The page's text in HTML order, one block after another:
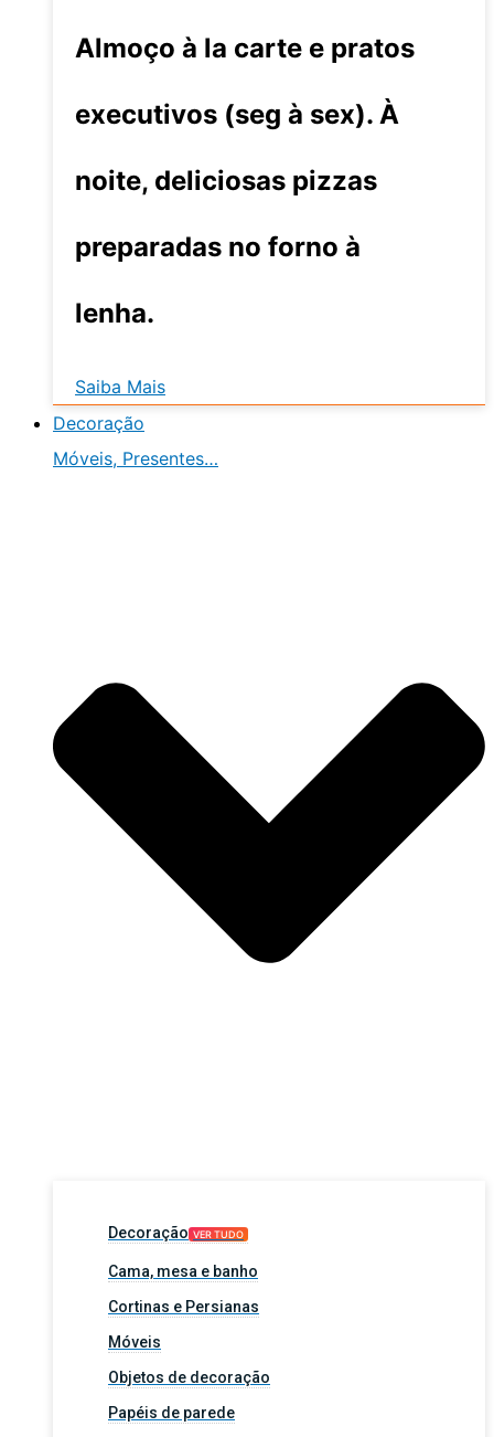
Almoço à la carte e pratos
executivos (seg à sex). À
noite, deliciosas pizzas
preparadas no forno à
lenha.
Saiba Mais
Decoração
Móveis, Presentes…
Decoração VER TUDO
Cama, mesa e banho
Cortinas e Persianas
Móveis
Objetos de decoração
Papéis de parede